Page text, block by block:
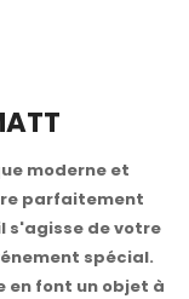
moderne et
parfaitement
s'agisse de votre
spécial.
en font un objet à